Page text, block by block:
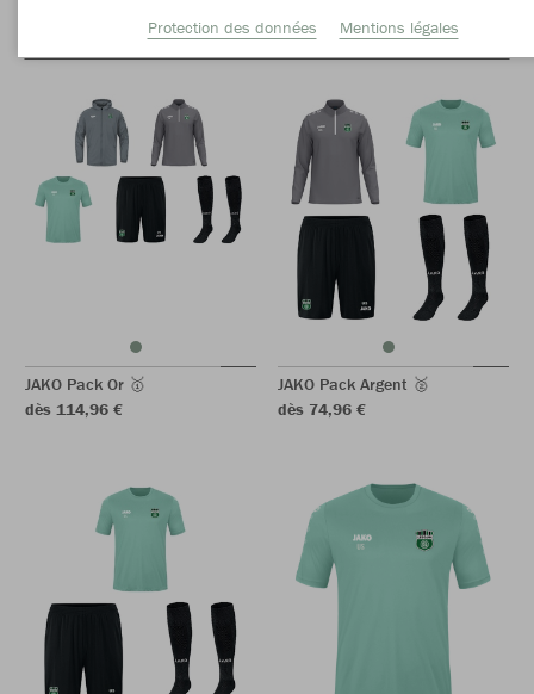
JAKO Pack Or 🥇
dès 114,96 €
JAKO Pack Argent 🥈
dès 74,96 €
Protection des données
Mentions légales